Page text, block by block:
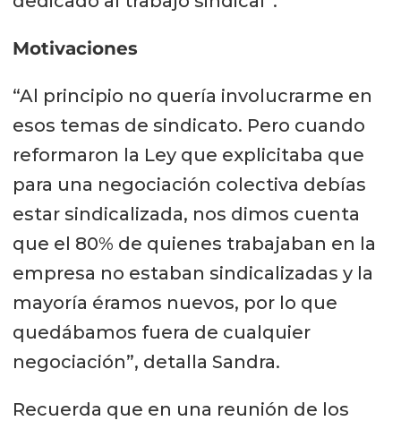
Motivaciones
“Al principio no quería involucrarme en
esos temas de sindicato. Pero cuando
reformaron la Ley que explicitaba que
para una negociación colectiva debías
estar sindicalizada, nos dimos cuenta
que el 80% de quienes trabajaban en la
empresa no estaban sindicalizadas y la
mayoría éramos nuevos, por lo que
quedábamos fuera de cualquier
negociación”, detalla Sandra.
Recuerda que en una reunión de los